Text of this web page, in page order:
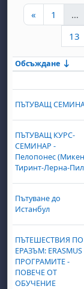
« Предишна
1 …
13
Състояние
Обсъждане
ПЪТУВАЩ
ПЪТУВАЩ КУРС-
СЕМИНАР -
Пелопонес
Тиринт-Лерна-
Пътуване до
Истанбул
ПЪТЕШЕСТВИЯ ПО
ЕРАЗЪМ: ERASMUS
ПРОГРАМИТЕ -
ПОВЕЧЕ ОТ
ОБУЧЕНИЕ